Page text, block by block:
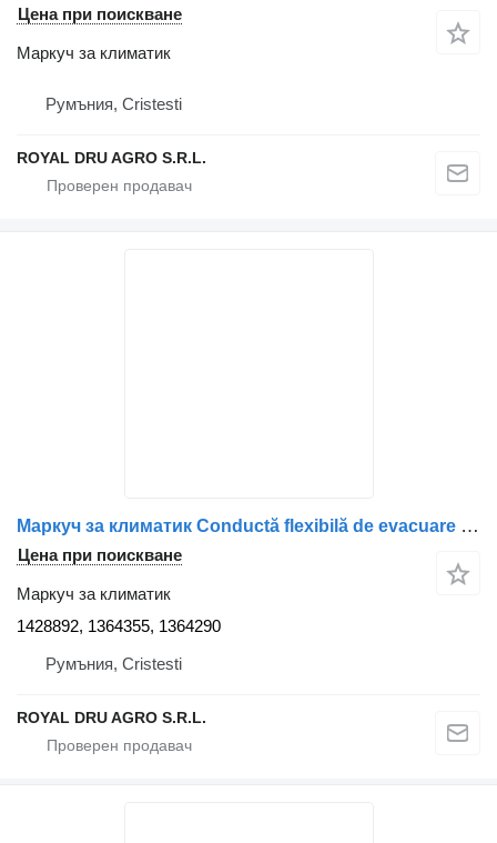
Цена при поискване
Маркуч за климатик
Румъния, Cristesti
ROYAL DRU AGRO S.R.L.
Маркуч за климатик Conductă flexibilă de evacuare pentru , coduri – 11 1428892 за камион Scania
Цена при поискване
Маркуч за климатик
1428892, 1364355, 1364290
Румъния, Cristesti
ROYAL DRU AGRO S.R.L.